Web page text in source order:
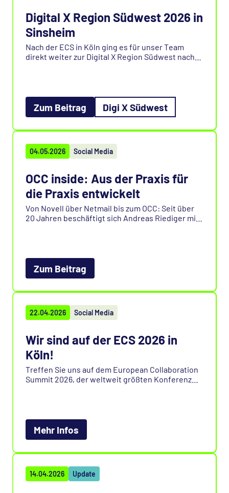
Digital X Region Südwest 2026 in
Sinsheim
Nach der ECS in Köln ging es für unser Team
direkt weiter zur Digital X Region Südwest nach
Besonders der Austausch zu Datensouveränität,
Microsoft-365-Compliance und Datenkontrolle
Mittelstand sind. Warum am Ende kein einziges
richtiges Eventfoto entstanden ist, erfahren Sie
im vollständigen Beitrag.
Zum Beitrag Digi X Südwest
04.05.2026 Social Media
OCC inside: Aus der Praxis für
die Praxis entwickelt
Von Novell über Netmail bis zum OCC: Seit über
20 Jahren beschäftigt sich Andreas Riediger mit
europäisch denkt.
Warum amerikanische Lösungen dabei oft an
entstanden ist, lesen Sie im Beitrag.
Zum Beitrag
22.04.2026 Social Media
Wir sind auf der ECS 2026 in
Köln!
Treffen Sie uns auf dem European Collaboration
Summit 2026, der weltweit größten Konferenz
Innovation zusammenbringen.
Mehr Infos
14.04.2026 Update